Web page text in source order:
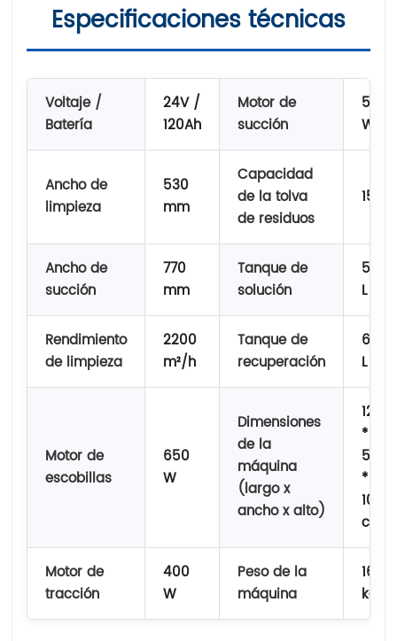
Especificaciones técnicas
Voltaje /
Batería
24V /
120Ah
Motor de
succión
500
W
Ancho de
limpieza
530
mm
Capacidad
de la tolva
de residuos
15 L
Ancho de
succión
770
mm
Tanque de
solución
55
L
Rendimiento
de limpieza
2200
m²/h
Tanque de
recuperación
65
L
Motor de
escobillas
650
W
Dimensiones
de la
máquina
(largo x
ancho x alto)
127
*
55
*
109
cm
Motor de
tracción
400
W
Peso de la
máquina
160
kg